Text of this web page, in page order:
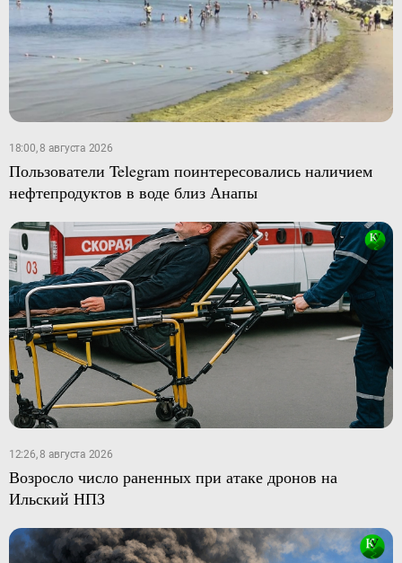
18:00, 8 августа 2026
Пользователи Telegram поинтересовались наличием
нефтепродуктов в воде близ Анапы
12:26, 8 августа 2026
Возросло число раненных при атаке дронов на
Ильский НПЗ